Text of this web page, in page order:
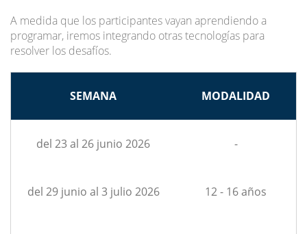
A medida que los participantes vayan aprendiendo a
programar, iremos integrando otras tecnologías para
resolver los desafíos.
SEMANA MODALIDAD
del 23 al 26 junio 2026 -
del 29 junio al 3 julio 2026 12 - 16 años